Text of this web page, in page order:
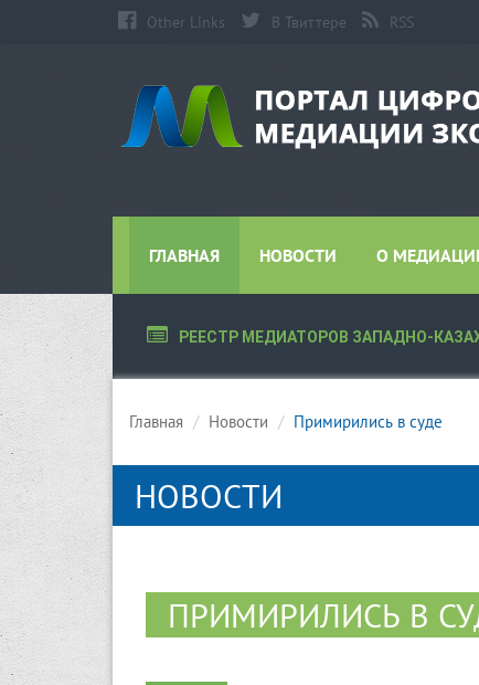
Other Links В Твиттере RSS
ГЛАВНАЯ НОВОСТИ О
РЕЕСТР МЕДИАТОРОВ ЗАПАДНО-
Главная Новости Примирились в суде
НОВОСТИ
ПРИМИРИЛИСЬ В